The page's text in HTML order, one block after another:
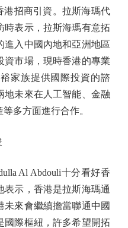
港招商引資。拉斯海瑪代
時表示，拉斯海瑪有意拓
進入中國內地和亞洲地區
資市場，現時香港的專業
家族提供國際投資的諮
地未來在人工智能、金融
多方面進行合作。
Al Abdouli十分看好香
表示，香港是拉斯海瑪通
來會繼續擔當聯通中國
國際樞紐，許多希望開拓